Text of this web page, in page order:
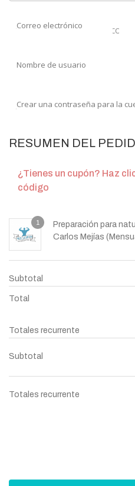
Correo electrónico
Nombre de usuario
Crear una contraseña para la
RESUMEN DEL
¿Tienes un cupón? Haz
código
1
Preparación para
Carlos Mejías
Subtotal
Total
Totales recurrente
Subtotal
Totales recurrente